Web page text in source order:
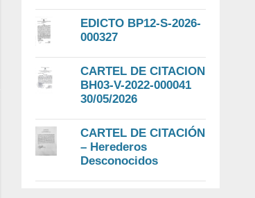
EDICTO BP12-S-2026-
000327
CARTEL DE CITACION
BH03-V-2022-000041
30/05/2026
CARTEL DE CITACIÓN
– Herederos
Desconocidos